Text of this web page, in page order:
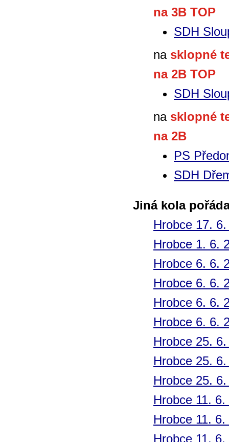
na 3B TOP
SDH
na sklopné
na 2B TOP
SDH
na sklopné
na 2B
PS
SDH
Jiná kola
Hrobce 17.
Hrobce 1. 6.
Hrobce 6. 6.
Hrobce 6. 6.
Hrobce 6. 6.
Hrobce 6. 6.
Hrobce 25.
Hrobce 25.
Hrobce 25.
Hrobce 11. 6.
Hrobce 11. 6.
Hrobce 11. 6.